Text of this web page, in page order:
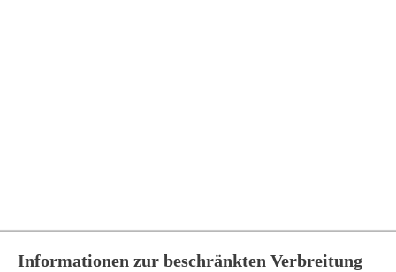
Informationen zur beschränkten Verbreitung